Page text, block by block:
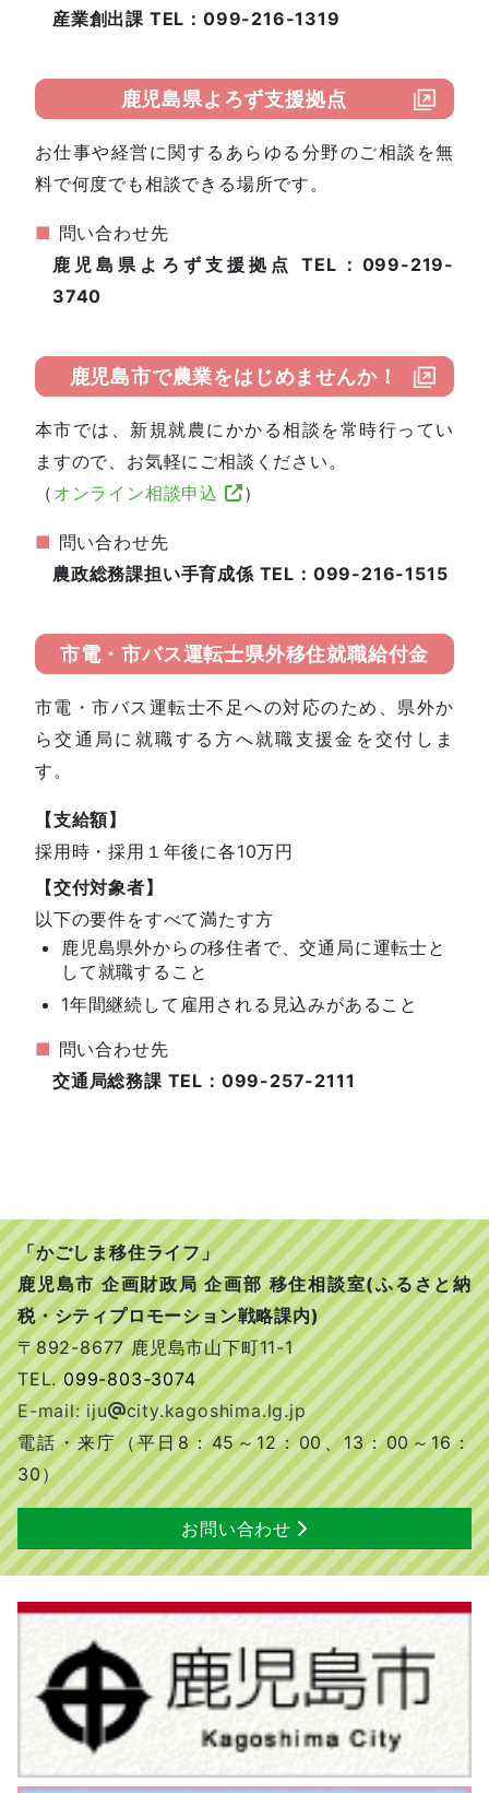
産業創出課 TEL：099-216-1319
鹿児島県よろず支援拠点
お仕事や経営に関するあらゆる分野のご相談を無
料で何度でも相談できる場所です。
■ 問い合わせ先
鹿児島県よろず支援拠点 TEL：099-219-
3740
鹿児島市で農業をはじめませんか！
本市では、新規就農にかかる相談を常時行ってい
ますので、お気軽にご相談ください。
（ オンライン相談申込 ）
■ 問い合わせ先
農政総務課担い手育成係 TEL：099-216-1515
市電・市バス運転士県外移住就職給付金
市電・市バス運転士不足への対応のため、県外か
ら交通局に就職する方へ就職支援金を交付しま
す。
【支給額】
採用時・採用１年後に各10万円
【交付対象者】
以下の要件をすべて満たす方
鹿児島県外からの移住者で、交通局に運転士と
して就職すること
1年間継続して雇用される見込みがあること
■ 問い合わせ先
交通局総務課 TEL：099-257-2111
「かごしま移住ライフ」
鹿児島市 企画財政局 企画部 移住相談室(ふるさと納
税・シティプロモーション戦略課内)
〒892-8677 鹿児島市山下町11-1
TEL.099-803-3074
E-mail: iju
city.kagoshima.lg.jp
電話・来庁（平日8：45～12：00、13：00～16：
30）
お問い合わせ